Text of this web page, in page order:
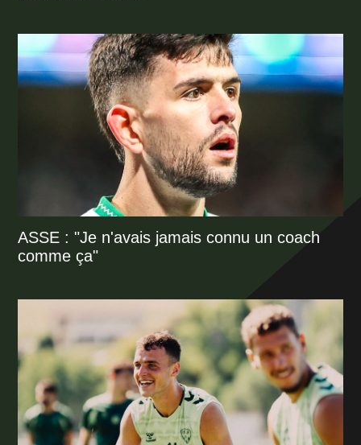
ASSE : "Je n'avais jamais connu un coach
comme ça"